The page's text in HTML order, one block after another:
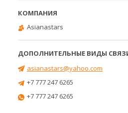
Asianastars
asianastars@yahoo.com
+7 777 247 6265
+7 777 247 6265